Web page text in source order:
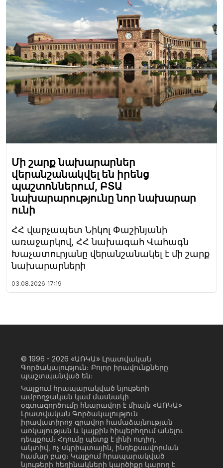
Մի շարք նախարարներ
վերանշանակվել են իրենց
պաշտոններում, ԲՏԱ
նախարարությունը նոր նախարար
ունի
ՀՀ վարչապետ Նիկոլ Փաշինյանի
առաջարկով, ՀՀ նախագահ Վահագն
Խաչատուրյանը վերանշանակել է մի շարք
նախարարների
03.08.2026 17:19
© 1996 - 2026 «ԱՌԿԱ» Լրատվական
Գործակալություն։ Բոլոր իրավունքները
պաշտպանված են։
Կայքում հրապարակված նյութերի
ամբողջական կամ մասնակի
օգտագործումը հնարավոր է միայն «ԱՌԿԱ»
Լրատվական Գործակալություն
իրավատիրոջ գրավոր համաձայնության
առկայության և կայքին հիպերհղում անելու
դեպքում։ Հղումը պետք է լինի ուղիղ,
ակտիվ, ոչ սկրիպտային, ինդեքսավորման
համար բաց։ Կայքում հրապարակված
նյութերի հեղինակների կարծիքը կարող է